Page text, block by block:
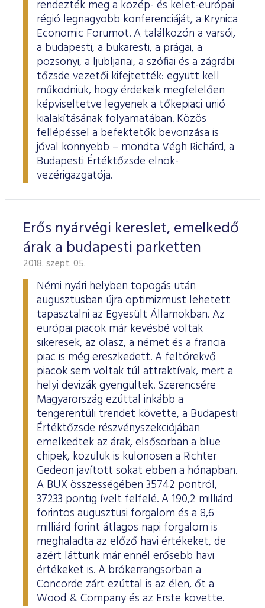
rendezték meg a közép- és kelet-európai
régió legnagyobb konferenciáját, a Krynica
Economic Forumot. A találkozón a varsói,
a budapesti, a bukaresti, a prágai, a
pozsonyi, a ljubljanai, a szófiai és a zágrábi
tőzsde vezetői kifejtették: együtt kell
működniük, hogy érdekeik megfelelően
képviseltetve legyenek a tőkepiaci unió
kialakításának folyamatában. Közös
fellépéssel a befektetők bevonzása is
jóval könnyebb – mondta Végh Richárd, a
Budapesti Értéktőzsde elnök-
vezérigazgatója.
Erős nyárvégi kereslet, emelkedő
árak a budapesti parketten
2018. szept. 05.
Némi nyári helyben topogás után
augusztusban újra optimizmust lehetett
tapasztalni az Egyesült Államokban. Az
európai piacok már kevésbé voltak
sikeresek, az olasz, a német és a francia
piac is még ereszkedett. A feltörekvő
piacok sem voltak túl attraktívak, mert a
helyi devizák gyengültek. Szerencsére
Magyarország ezúttal inkább a
tengerentúli trendet követte, a Budapesti
Értéktőzsde részvényszekciójában
emelkedtek az árak, elsősorban a blue
chipek, közülük is különösen a Richter
Gedeon javított sokat ebben a hónapban.
A BUX összességében 35742 pontról,
37233 pontig ívelt felfelé. A 190,2 milliárd
forintos augusztusi forgalom és a 8,6
milliárd forint átlagos napi forgalom is
meghaladta az előző havi értékeket, de
azért láttunk már ennél erősebb havi
értékeket is. A brókerrangsorban a
Concorde zárt ezúttal is az élen, őt a
Wood & Company és az Erste követte.